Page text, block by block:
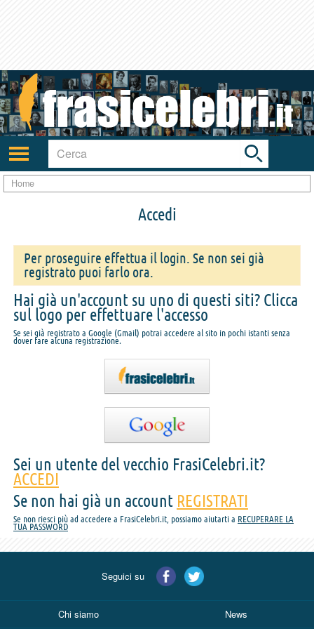
Attiva/disattiva
navigazione
Toggle
search
bar
Home
Accedi
Per proseguire effettua il login. Se non sei già
registrato puoi farlo ora.
Hai già un'account su uno di questi siti? Clicca
sul logo per effettuare l'accesso
Se sei già registrato a Google (Gmail) potrai accedere al sito in pochi istanti senza
dover fare alcuna registrazione.
Sei un utente del vecchio FrasiCelebri.it?
ACCEDI
Se non hai già un account REGISTRATI
Se non riesci più ad accedere a FrasiCelebri.it, possiamo aiutarti a RECUPERARE LA
TUA PASSWORD
Seguici su
Chi siamo News